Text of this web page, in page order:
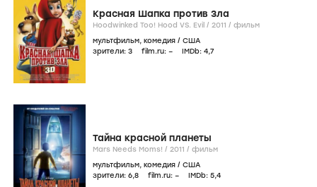
Красная Шапка против Зла
Hoodwinked Too! Hood VS. Evil / 2011 / фильм
мультфильм, комедия / США
зрители: 3 film.ru: – IMDb: 4,7
Тайна красной планеты
Mars Needs Moms! / 2011 / фильм
мультфильм, комедия / США
зрители: 6,8 film.ru: – IMDb: 5,4